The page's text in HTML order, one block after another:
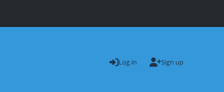
Log in Sign up